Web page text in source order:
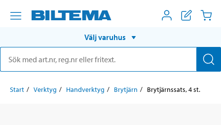
Välj varuhus
Start Verktyg Handverktyg Brytjärn Brytjärnssats, 4 st.